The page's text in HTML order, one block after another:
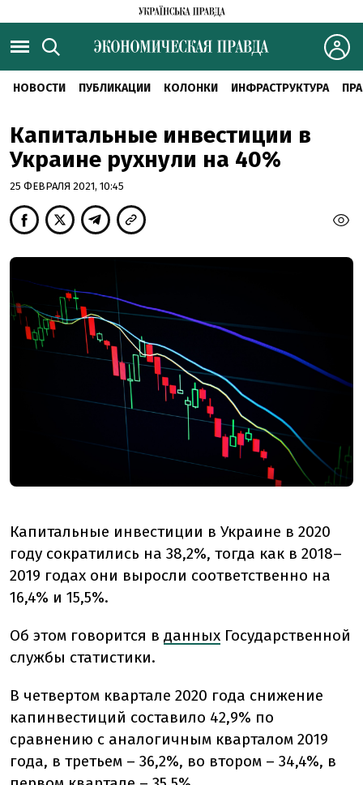
НОВОСТИ ПУБЛИКАЦИИ КОЛОНКИ ИНФРАСТРУКТУРА
Капитальные инвестиции в
Украине рухнули на 40%
25 ФЕВРАЛЯ 2021, 10:45
Капитальные инвестиции в Украине в 2020
году сократились на 38,2%, тогда как в 2018–
2019 годах они выросли соответственно на
16,4% и 15,5%.
Об этом говорится в данных Государственной
службы статистики.
В четвертом квартале 2020 года снижение
капинвестиций составило 42,9% по
сравнению с аналогичным кварталом 2019
года, в третьем – 36,2%, во втором – 34,4%, в